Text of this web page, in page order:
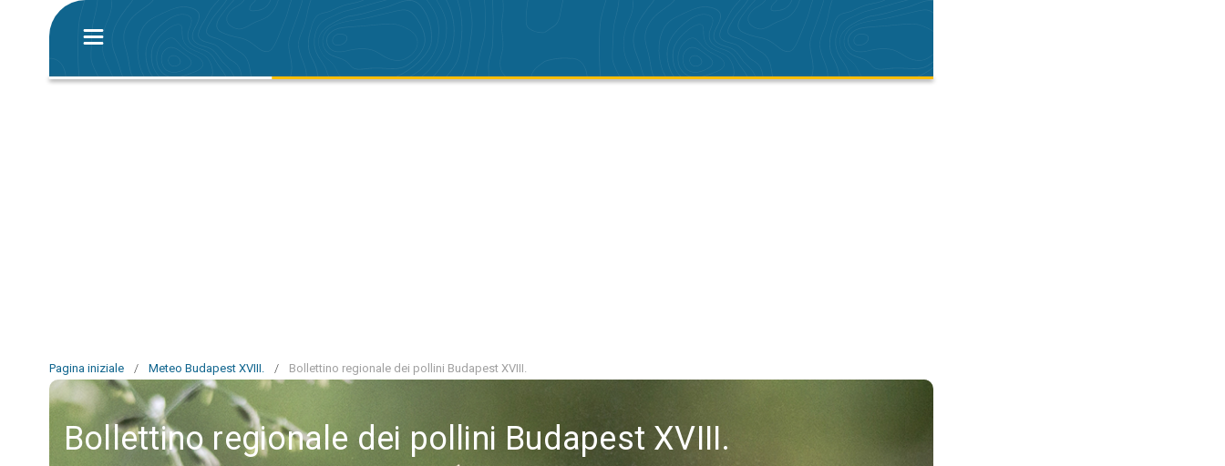
Pagina iniziale / Meteo Budapest XVIII. / Bollettino regionale dei pollini Budapest XVIII.
Bollettino regionale dei pollini Budapest XVIII.